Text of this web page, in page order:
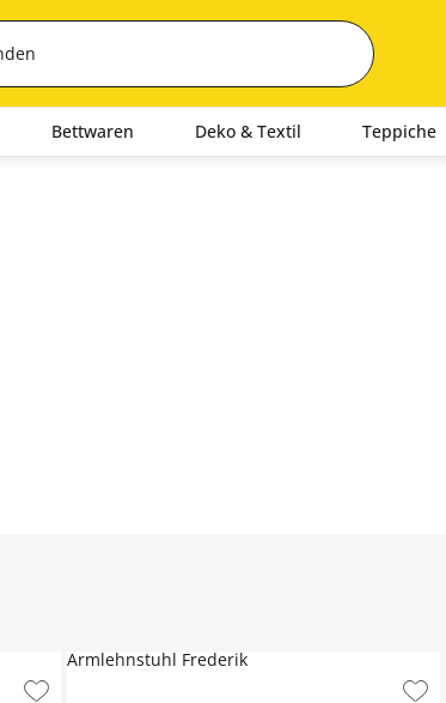
Bettwaren Deko & Textil Teppiche
Armlehnstuhl Frederik